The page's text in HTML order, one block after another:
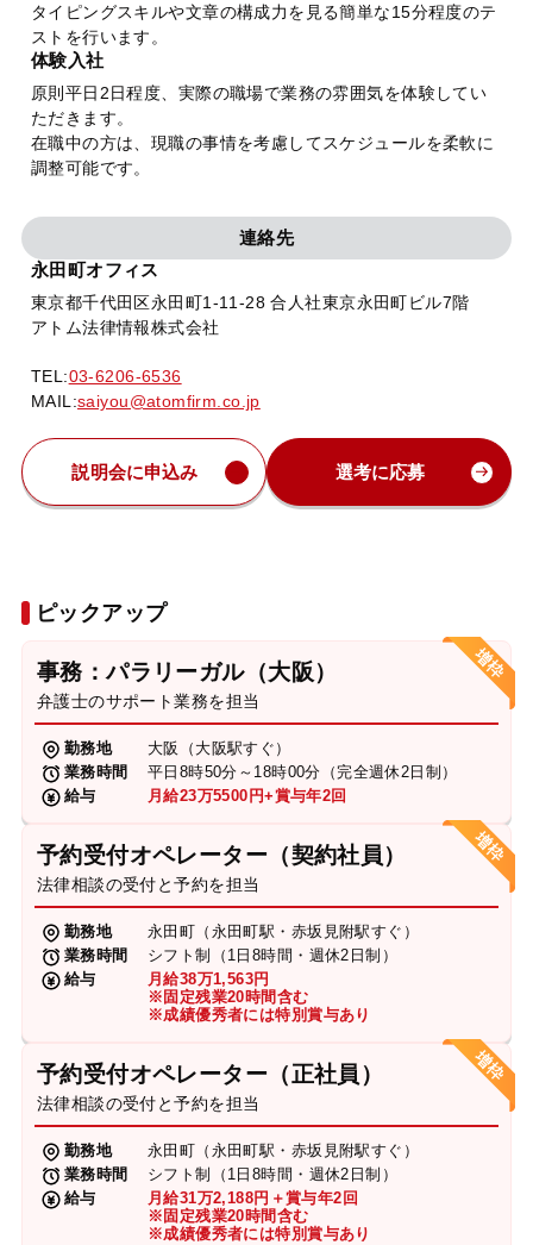
タイピングスキルや文章の構成力を見る簡単な15分程度のテ
ストを行います。
体験入社
原則平日2日程度、実際の職場で業務の雰囲気を体験してい
ただきます。
在職中の方は、現職の事情を考慮してスケジュールを柔軟に
調整可能です。
連絡先
永田町オフィス
東京都千代田区永田町1-11-28 合人社東京永田町ビル7階
アトム法律情報株式会社
TEL:03-6206-6536
MAIL:saiyou@atomfirm.co.jp
説明会に申込み 選考に応募
ピックアップ
事務：パラリーガル（大阪）
弁護士のサポート業務を担当
勤務地
大阪（大阪駅すぐ）
業務時間
平日8時50分～18時00分（完全週休2日制）
給与
月給23万5500円+賞与年2回
予約受付オペレーター（契約社員）
法律相談の受付と予約を担当
勤務地
永田町（永田町駅・赤坂見附駅すぐ）
業務時間
シフト制（1日8時間・週休2日制）
給与
月給38万1,563円
※固定残業20時間含む
※成績優秀者には特別賞与あり
予約受付オペレーター（正社員）
法律相談の受付と予約を担当
勤務地
永田町（永田町駅・赤坂見附駅すぐ）
業務時間
シフト制（1日8時間・週休2日制）
給与
月給31万2,188円＋賞与年2回
※固定残業20時間含む
※成績優秀者には特別賞与あり